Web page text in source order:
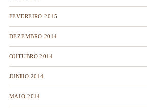
FEVEREIRO 2015
DEZEMBRO 2014
OUTUBRO 2014
JUNHO 2014
MAIO 2014